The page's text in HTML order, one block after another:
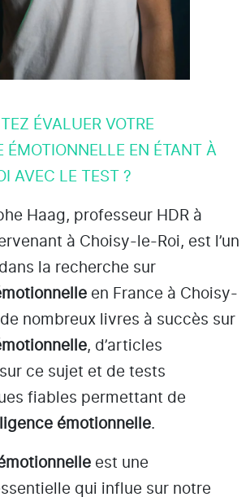
ÉVALUER VOTRE
ÉMOTIONNELLE EN ÉTANT À
AVEC LE TEST ?
Haag, professeur HDR à
à Choisy-le-Roi, est l’un
la recherche sur
en France à Choisy-
nombreux livres à succès sur
, d’articles
ce sujet et de tests
fiables permettant de
émotionnelle.
est une
qui influe sur notre